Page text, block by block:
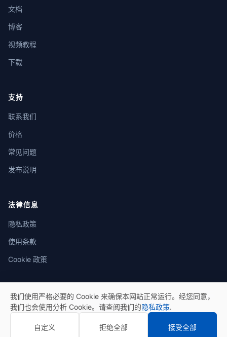
文档
博客
视频教程
下载
支持
联系我们
价格
常见问题
发布说明
法律信息
隐私政策
使用条款
Cookie 政策
© 2026 eSeGeCe。保留所有权利。
隐私政策使用条款
我们使用严格必要的 Cookie 来确保本网站正常运行。经您同意，
我们也会使用分析 Cookie。请查阅我们的隐私政策.
自定义 拒绝全部 接受全部